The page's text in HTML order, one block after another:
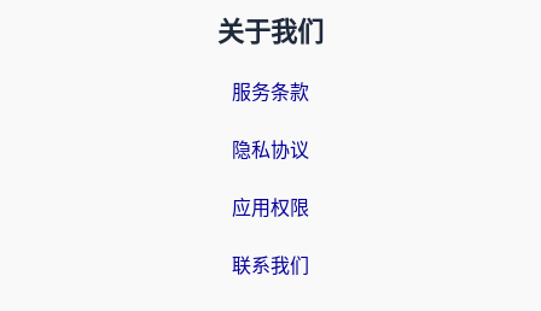
关于我们
服务条款
隐私协议
应用权限
联系我们